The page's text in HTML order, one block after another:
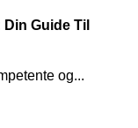
Guide Til
og...